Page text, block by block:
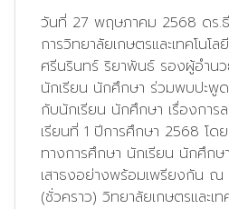
วันที่ 27 พฤษภาคม 2568 ดร.
การวิทยาลัยเกษตรและเทคโน
ศรีนรินทร์ ริยาพันธ์ รองผู้อำน
นักเรียน นักศึกษา ร่วมพบปะพูด
กับนักเรียน นักศึกษา เรื่องการ
เรียนที่ 1 ปีการศึกษา 2568 โ
ทางการศึกษา นักเรียน นักศึกษ
เสาธงอย่างพร้อมเพรียงกัน ณ
(ชั่วคราว) วิทยาลัยเกษตรและเ